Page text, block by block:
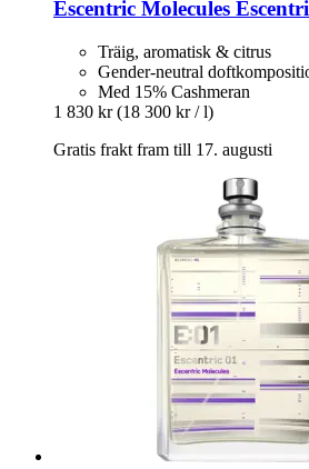
Escentric Molecules
Träig, aromatisk & citrus
Gender-neutral
Med 15% Cashmeran
1 830 kr (18 300 kr / l)
Gratis frakt fram till 17. augusti